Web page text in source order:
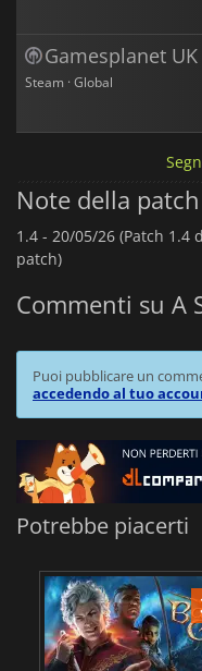
Gamesplanet UK
Steam · Global
Note della patch
1.4 - 20/05/26 (Patch 1.4
patch)
Commenti su A
Puoi pubblicare un
accedendo al tuo
Potrebbe piacerti